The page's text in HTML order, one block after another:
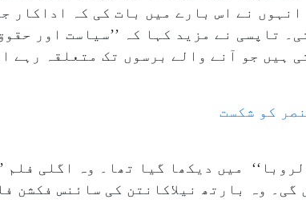
نے اس بارے میں بات کی کہ اداکار
تاپسی نے مزید کہا کہ ’’سیاست اور
ہیں جو آنے والے برسوں تک متعلقہ رہے
کو شکست
میں دیکھا گیا تھا۔ وہ اگلی فلم
وہ بارتھ نیلاکانتن کی سائنس فکشن